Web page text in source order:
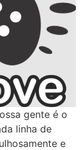
gente é o
linha de
e